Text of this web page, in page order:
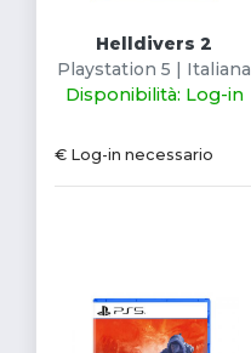
Helldivers 2
Playstation 5 | Italiana
Disponibilità: Log-in
€ Log-in necessario